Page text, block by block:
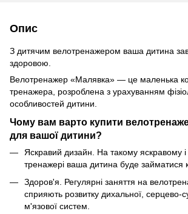
Опис
З дитячим велотренажером ваша дитина
здоровою.
Велотренажер «Малявка» — це маленька
тренажера, розроблена з урахуванням
особливостей дитини.
Чому вам варто купити
для вашої дитини?
Яскравий дизайн. На такому яскравому
тренажері ваша дитина буде займатися
Здоров'я. Регулярні заняття на
сприяють розвитку дихальної, серцево-
м'язової систем.